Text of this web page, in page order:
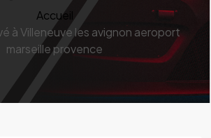
Accueil
à Villeneuve les avignon aeroport
marseille provence